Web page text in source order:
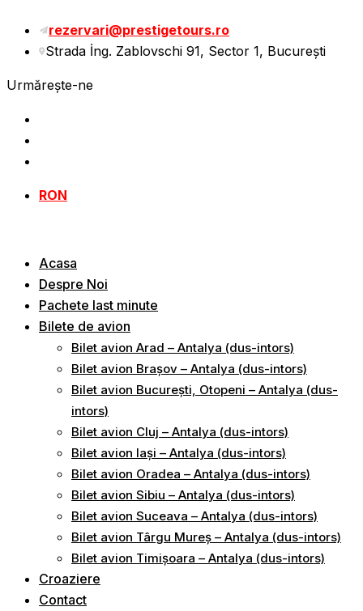
Sări
rezervari@prestigetours.ro
Strada İng. Zablovschi 91, Sector 1, Bucureşti
Urmărește-ne
RON
Acasa
Despre Noi
Pachete last minute
Bilete de avion
Bilet avion Arad – Antalya (dus-intors)
Bilet avion Brașov – Antalya (dus-intors)
Bilet avion București, Otopeni – Antalya (dus-
intors)
Bilet avion Cluj – Antalya (dus-intors)
Bilet avion Iași – Antalya (dus-intors)
Bilet avion Oradea – Antalya (dus-intors)
Bilet avion Sibiu – Antalya (dus-intors)
Bilet avion Suceava – Antalya (dus-intors)
Bilet avion Târgu Mureș – Antalya (dus-intors)
Bilet avion Timișoara – Antalya (dus-intors)
Croaziere
Contact